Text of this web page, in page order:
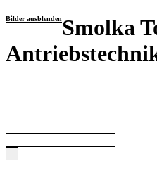
Bilder ausblendenSmolka